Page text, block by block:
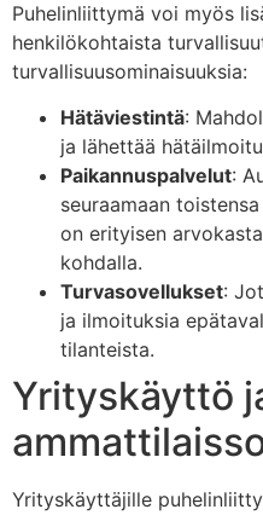
Puhelinliittymä voi myös
henkilökohtaista
turvallisuusominaisuuksia:
Hätäviestintä:
ja lähettää
Paikannuspalvelut:
seuraamaan
on erityisen
kohdalla.
Turvasovellukset:
ja ilmoituksia
tilanteista.
Yrityskäyttö
Yrityskäyttäjille